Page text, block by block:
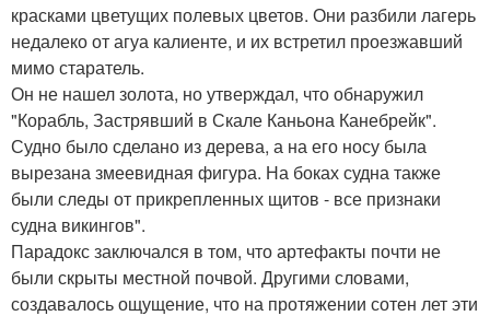
красками цветущих полевых цветов. Они разбили лагерь
недалеко от агуа калиенте, и их встретил проезжавший
мимо старатель.
Он не нашел золота, но утверждал, что обнаружил
"Корабль, Застрявший в Скале Каньона Канебрейк".
Судно было сделано из дерева, а на его носу была
вырезана змеевидная фигура. На боках судна также
были следы от прикрепленных щитов - все признаки
судна викингов".
Парадокс заключался в том, что артефакты почти не
были скрыты местной почвой. Другими словами,
создавалось ощущение, что на протяжении сотен лет эти